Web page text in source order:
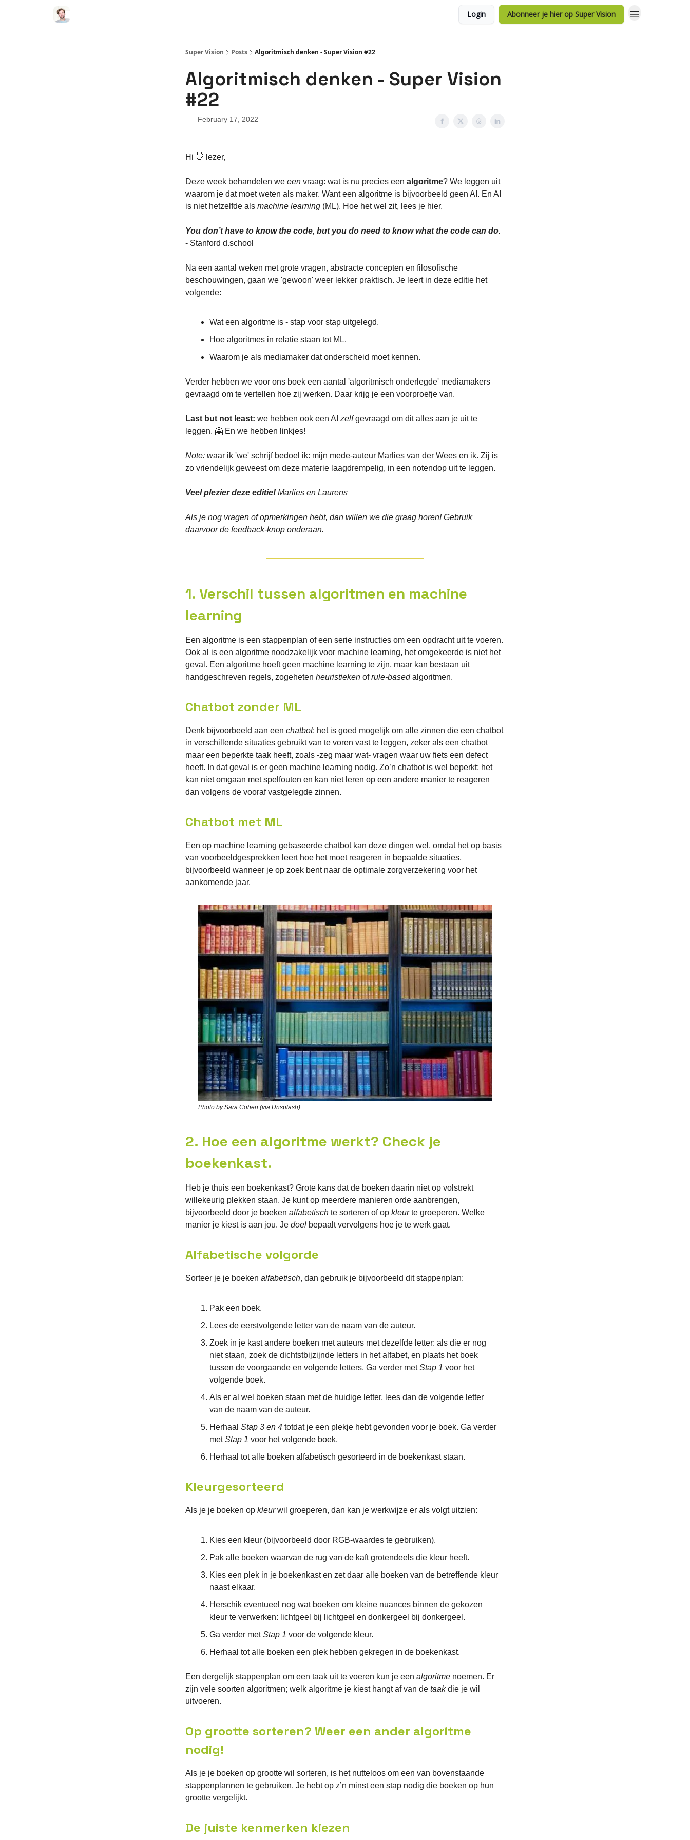
Login Abonneer je hier op Super Vision
Super Vision Posts Algoritmisch denken - Super Vision #22
Algoritmisch denken - Super Vision
#22
February 17, 2022
Hi 👋 lezer,
Deze week behandelen we een vraag: wat is nu precies een algoritme? We leggen uit
waarom je dat moet weten als maker. Want een algoritme is bijvoorbeeld geen AI. En AI
is niet hetzelfde als machine learning (ML). Hoe het wel zit, lees je hier.
You don’t have to know the code, but you do need to know what the code can do.
- Stanford d.school
Na een aantal weken met grote vragen, abstracte concepten en filosofische
beschouwingen, gaan we 'gewoon' weer lekker praktisch. Je leert in deze editie het
volgende:
Wat een algoritme is - stap voor stap uitgelegd.
Hoe algoritmes in relatie staan tot ML.
Waarom je als mediamaker dat onderscheid moet kennen.
Verder hebben we voor ons boek een aantal 'algoritmisch onderlegde' mediamakers
gevraagd om te vertellen hoe zij werken. Daar krijg je een voorproefje van.
Last but not least: we hebben ook een AI zelfgevraagd om dit alles aan je uit te
leggen. 🤗 En we hebben linkjes!
Note: waar ik 'we' schrijf bedoel ik: mijn mede-auteur Marlies van der Wees en ik. Zij is
zo vriendelijk geweest om deze materie laagdrempelig, in een notendop uit te leggen.
Veel plezier deze editie! Marlies en Laurens
Als je nog vragen of opmerkingen hebt, dan willen we die graag horen! Gebruik
daarvoor de feedback-knop onderaan.
1. Verschil tussen algoritmen en machine
learning
Een algoritme is een stappenplan of een serie instructies om een opdracht uit te voeren.
Ook al is een algoritme noodzakelijk voor machine learning, het omgekeerde is niet het
geval. Een algoritme hoeft geen machine learning te zijn, maar kan bestaan uit
handgeschreven regels, zogeheten heuristieken ofrule-basedalgoritmen.
Chatbot zonder ML
Denk bijvoorbeeld aan een chatbot: het is goed mogelijk om alle zinnen die een chatbot
in verschillende situaties gebruikt van te voren vast te leggen, zeker als een chatbot
maar een beperkte taak heeft, zoals -zeg maar wat- vragen waar uw fiets een defect
heeft. In dat geval is er geen machine learning nodig. Zo’n chatbot is wel beperkt: het
kan niet omgaan met spelfouten en kan niet leren op een andere manier te reageren
dan volgens de vooraf vastgelegde zinnen.
Chatbot met ML
Een op machine learning gebaseerde chatbot kan deze dingen wel, omdat het op basis
van voorbeeldgesprekken leert hoe het moet reageren in bepaalde situaties,
bijvoorbeeld wanneer je op zoek bent naar de optimale zorgverzekering voor het
aankomende jaar.
Photo by Sara Cohen (via Unsplash)
2. Hoe een algoritme werkt? Check je
boekenkast.
Heb je thuis een boekenkast? Grote kans dat de boeken daarin niet op volstrekt
willekeurig plekken staan. Je kunt op meerdere manieren orde aanbrengen,
bijvoorbeeld door je boeken alfabetisch te sorteren of op kleurte groeperen. Welke
manier je kiest is aan jou. Je doel bepaalt vervolgens hoe je te werk gaat.
Alfabetische volgorde
Sorteer je je boeken alfabetisch, dan gebruik je bijvoorbeeld dit stappenplan:
Pak een boek.
Lees de eerstvolgende letter van de naam van de auteur.
Zoek in je kast andere boeken met auteurs met dezelfde letter: als die er nog
niet staan, zoek de dichtstbijzijnde letters in het alfabet, en plaats het boek
tussen de voorgaande en volgende letters. Ga verder metStap 1 voor het
volgende boek.
Als er al wel boeken staan met de huidige letter, lees dan de volgende letter
van de naam van de auteur.
Herhaal Stap 3 en 4 totdat je een plekje hebt gevonden voor je boek. Ga verder
metStap 1 voor het volgende boek.
Herhaal tot alle boeken alfabetisch gesorteerd in de boekenkast staan.
Kleurgesorteerd
Als je je boeken op kleurwil groeperen, dan kan je werkwijze er als volgt uitzien:
Kies een kleur (bijvoorbeeld door RGB-waardes te gebruiken).
Pak alle boeken waarvan de rug van de kaft grotendeels die kleur heeft.
Kies een plek in je boekenkast en zet daar alle boeken van de betreffende kleur
naast elkaar.
Herschik eventueel nog wat boeken om kleine nuances binnen de gekozen
kleur te verwerken: lichtgeel bij lichtgeel en donkergeel bij donkergeel.
Ga verder metStap 1 voor de volgende kleur.
Herhaal tot alle boeken een plek hebben gekregen in de boekenkast.
Een dergelijk stappenplan om een taak uit te voeren kun je een algoritme noemen. Er
zijn vele soorten algoritmen; welk algoritme je kiest hangt af van de taakdie je wil
uitvoeren.
Op grootte sorteren? Weer een ander algoritme
nodig!
Als je je boeken op grootte wil sorteren, is het nutteloos om een van bovenstaande
stappenplannen te gebruiken. Je hebt op z’n minst een stap nodig die boeken op hun
grootte vergelijkt.
De juiste kenmerken kiezen